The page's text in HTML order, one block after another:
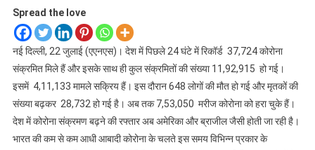
Spread the love
नई दिल्ली, 22 जुलाई (एएनएस)। देश में पिछले 24 घंटे में रिकॉर्ड 37,724 कोरोना
संक्रमित मिले हैं और इसके साथ ही कुल संक्रमितों की संख्या 11,92,915 हो गई।
इसमें 4,11,133 मामले सक्रिय हैं। इस दौरान 648 लोगों की मौत हो गई और मृतकों की
संख्या बढ़कर 28,732 हो गई है। अब तक 7,53,050 मरीज कोरोना को हरा चुके हैं।
देश में कोरोना संक्रमण बढ़ने की रफ्तार अब अमेरिका और ब्राजील जैसी होती जा रही है।
भारत की कम से कम आधी आबादी कोरोना के चलते इस समय विभिन्न प्रकार के